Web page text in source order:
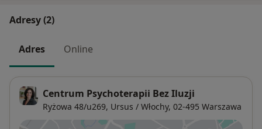
Adresy (2)
Adres Online
Centrum Psychoterapii Bez Iluzji
Ryżowa 48/u269, Ursus / Włochy, 02-495 Warszawa